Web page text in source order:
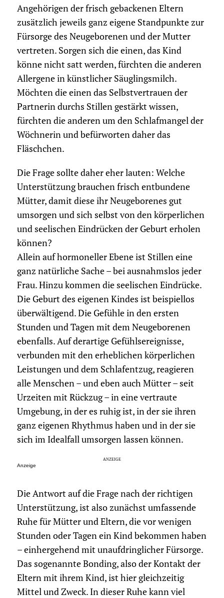
Angehörigen der frisch gebackenen Eltern
zusätzlich jeweils ganz eigene Standpunkte zur
Fürsorge des Neugeborenen und der Mutter
vertreten. Sorgen sich die einen, das Kind
könne nicht satt werden, fürchten die anderen
Allergene in künstlicher Säuglingsmilch.
Möchten die einen das Selbstvertrauen der
Partnerin durchs Stillen gestärkt wissen,
fürchten die anderen um den Schlafmangel der
Wöchnerin und befürworten daher das
Fläschchen.
Die Frage sollte daher eher lauten: Welche
Unterstützung brauchen frisch entbundene
Mütter, damit diese ihr Neugeborenes gut
umsorgen und sich selbst von den körperlichen
und seelischen Eindrücken der Geburt erholen
können?
Allein auf hormoneller Ebene ist Stillen eine
ganz natürliche Sache – bei ausnahmslos jeder
Frau. Hinzu kommen die seelischen Eindrücke.
Die Geburt des eigenen Kindes ist beispiellos
überwältigend. Die Gefühle in den ersten
Stunden und Tagen mit dem Neugeborenen
ebenfalls. Auf derartige Gefühlsereignisse,
verbunden mit den erheblichen körperlichen
Leistungen und dem Schlafentzug, reagieren
alle Menschen – und eben auch Mütter – seit
Urzeiten mit Rückzug – in eine vertraute
Umgebung, in der es ruhig ist, in der sie ihren
ganz eigenen Rhythmus haben und in der sie
sich im Idealfall umsorgen lassen können.
Anzeige
Die Antwort auf die Frage nach der richtigen
Unterstützung, ist also zunächst umfassende
Ruhe für Mütter und Eltern, die vor wenigen
Stunden oder Tagen ein Kind bekommen haben
– einhergehend mit unaufdringlicher Fürsorge.
Das sogenannte Bonding, also der Kontakt der
Eltern mit ihrem Kind, ist hier gleichzeitig
Mittel und Zweck. In dieser Ruhe kann viel